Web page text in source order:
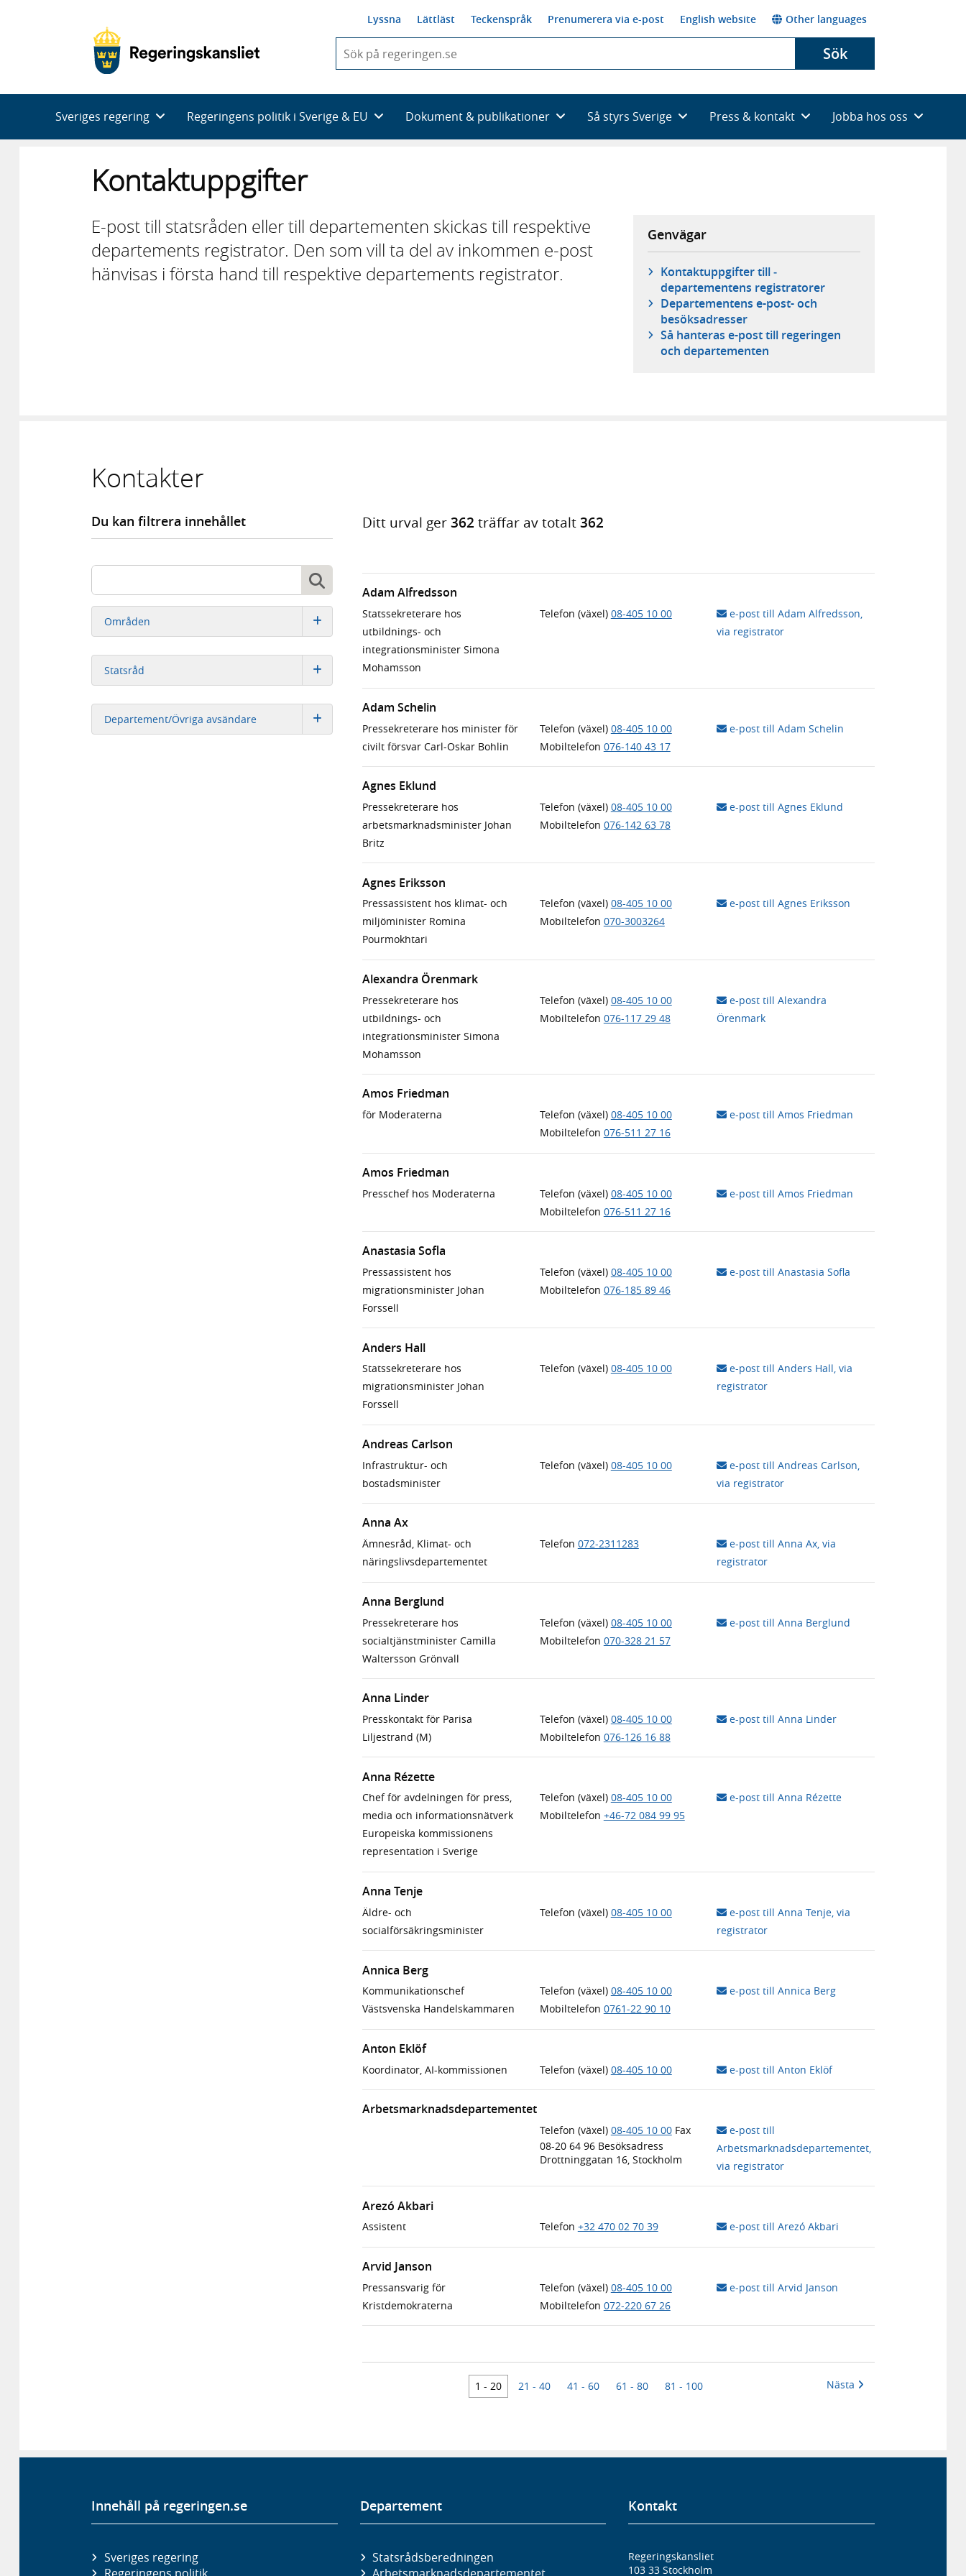
Lyssna Lättläst Teckenspråk Prenumerera via e-post English website Other languages
du
skriva
framträder
en
Sök
Sveriges regering Regeringens politik i Sverige & EU Dokument & publikationer Så styrs Sverige Press & kontakt Jobba hos oss
Kontaktuppgifter
E-post till statsråden eller till departementen skickas till respektive
departements registrator. Den som vill ta del av inkommen e-post
hänvisas i första hand till respektive departements registrator.
Genvägar
Kontaktuppgifter till ­
departementens registratorer
Departementens e-post- och
besöksadresser
Så hanteras e-post till regeringen
och ­departementen
Kontakter
Du kan filtrera innehållet
Sök
Sök
Sök
Områden
Statsråd
Departement/Övriga avsändare
Ditt urval ger362 träffar av totalt362
Adam Alfredsson
Statssekreterare hos
utbildnings- och
integrationsminister Simona
Mohamsson
Telefon (växel) 08-405 10 00
e-post till Adam Alfredsson,
via registrator
Adam Schelin
Pressekreterare hos minister för
civilt försvar Carl-Oskar Bohlin
Telefon (växel) 08-405 10 00
Mobiltelefon 076-140 43 17
e-post till Adam Schelin
Agnes Eklund
Pressekreterare hos
arbetsmarknadsminister Johan
Britz
Telefon (växel) 08-405 10 00
Mobiltelefon 076-142 63 78
e-post till Agnes Eklund
Agnes Eriksson
Pressassistent hos klimat- och
miljöminister Romina
Pourmokhtari
Telefon (växel) 08-405 10 00
Mobiltelefon 070-3003264
e-post till Agnes Eriksson
Alexandra Örenmark
Pressekreterare hos
utbildnings- och
integrationsminister Simona
Mohamsson
Telefon (växel) 08-405 10 00
Mobiltelefon 076-117 29 48
e-post till Alexandra
Örenmark
Amos Friedman
för Moderaterna Telefon (växel) 08-405 10 00
Mobiltelefon 076-511 27 16
e-post till Amos Friedman
Amos Friedman
Presschef hos Moderaterna Telefon (växel) 08-405 10 00
Mobiltelefon 076-511 27 16
e-post till Amos Friedman
Anastasia Sofla
Pressassistent hos
migrationsminister Johan
Forssell
Telefon (växel) 08-405 10 00
Mobiltelefon 076-185 89 46
e-post till Anastasia Sofla
Anders Hall
Statssekreterare hos
migrationsminister Johan
Forssell
Telefon (växel) 08-405 10 00
e-post till Anders Hall, via
registrator
Andreas Carlson
Infrastruktur- och
bostadsminister
Telefon (växel) 08-405 10 00
e-post till Andreas Carlson,
via registrator
Anna Ax
Ämnesråd, Klimat- och
näringslivsdepartementet
Telefon 072-2311283
e-post till Anna Ax, via
registrator
Anna Berglund
Pressekreterare hos
socialtjänstminister Camilla
Waltersson Grönvall
Telefon (växel) 08-405 10 00
Mobiltelefon 070-328 21 57
e-post till Anna Berglund
Anna Linder
Presskontakt för Parisa
Liljestrand (M)
Telefon (växel) 08-405 10 00
Mobiltelefon 076-126 16 88
e-post till Anna Linder
Anna Rézette
Chef för avdelningen för press,
media och informationsnätverk
Europeiska kommissionens
representation i Sverige
Telefon (växel) 08-405 10 00
Mobiltelefon +46-72 084 99 95
e-post till Anna Rézette
Anna Tenje
Äldre- och
socialförsäkringsminister
Telefon (växel) 08-405 10 00
e-post till Anna Tenje, via
registrator
Annica Berg
Kommunikationschef
Västsvenska Handelskammaren
Telefon (växel) 08-405 10 00
Mobiltelefon 0761-22 90 10
e-post till Annica Berg
Anton Eklöf
Koordinator, AI-kommissionen Telefon (växel) 08-405 10 00 e-post till Anton Eklöf
Arbetsmarknadsdepartementet
Telefon (växel) 08-405 10 00 Fax
08-20 64 96 Besöksadress
Drottninggatan 16, Stockholm
e-post till
Arbetsmarknadsdepartementet,
via registrator
Arezó Akbari
Assistent Telefon +32 470 02 70 39 e-post till Arezó Akbari
Arvid Janson
Pressansvarig för
Kristdemokraterna
Telefon (växel) 08-405 10 00
Mobiltelefon 072-220 67 26
e-post till Arvid Janson
1 - 20 21 - 40 41 - 60 61 - 80 81 - 100 Nästa
Innehåll på regeringen.se
Sveriges regering
Departement
Statsrådsberedningen
Kontakt
Regeringskansliet
103 33 Stockholm